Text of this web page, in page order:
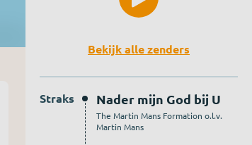
Bekijk alle zenders
Straks Nader mijn God bij U
The Martin Mans Formation o.l.v.
Martin Mans